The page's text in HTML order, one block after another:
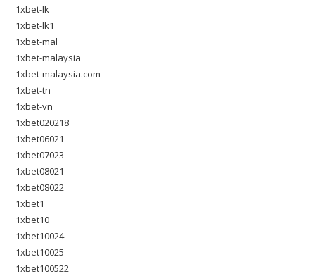
1xbet-lk
1xbet-lk1
1xbet-mal
1xbet-malaysia
1xbet-malaysia.com
1xbet-tn
1xbet-vn
1xbet020218
1xbet06021
1xbet07023
1xbet08021
1xbet08022
1xbet1
1xbet10
1xbet10024
1xbet10025
1xbet100522